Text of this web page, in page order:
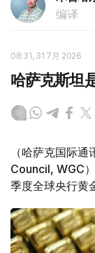
编译
08:31, 31 7月 2026
哈萨克斯坦
（哈萨克国际
Council, WGC
季度全球央行黄